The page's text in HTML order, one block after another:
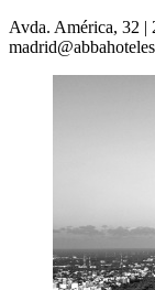
Avda. América, 32 |